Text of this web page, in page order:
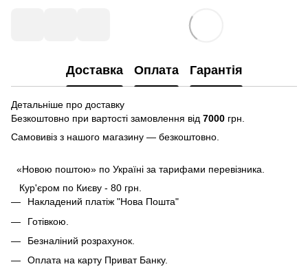
Доставка Оплата Гарантія
Детальніше про доставку
Безкоштовно при вартості замовлення від 7000 грн.
Самовивіз з нашого магазину — безкоштовно.
«Новою поштою» по Україні за тарифами перевізника.
Кур'єром по Києву - 80 грн.
Накладений платіж "Нова Пошта"
Готівкою.
Безналіний розрахунок.
Оплата на карту Приват Банку.